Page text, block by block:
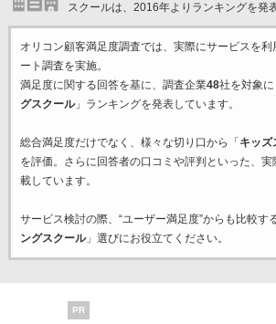
スクールは、2016年よりランキングを発
オリコン顧客満足度調査では、実際にサービスを利
ート調査を実施。
満足度に関する回答を基に、調査企業48社を対象に
グスクール」ランキングを発表しています。
総合満足度だけでなく、様々な切り口から「 キッズ
を評価。さらに回答者の口コミや評判といった、
載しています。
サービス検討の際、“ユーザー満足度”からも比較す
ングスクール」選びにお役立てください。
PR